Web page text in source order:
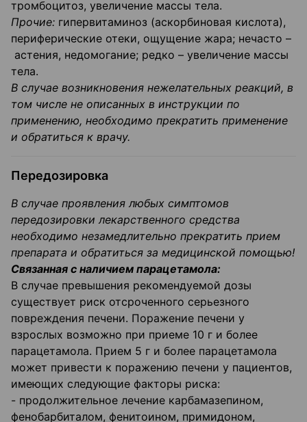
тромбоцитоз, увеличение массы тела.
Прочие: гипервитаминоз (аскорбиновая кислота),
периферические отеки, ощущение жара; нечасто –
астения, недомогание; редко – увеличение массы
тела.
В случае возникновения нежелательных реакций, в
том числе не описанных в инструкции по
применению, необходимо прекратить применение
и обратиться к врачу.
Передозировка
В случае проявления любых симптомов
передозировки лекарственного средства
необходимо незамедлительно прекратить прием
препарата и обратиться за медицинской помощью!
Связанная с наличием парацетамола:
В случае превышения рекомендуемой дозы
существует риск отсроченного серьезного
повреждения печени. Поражение печени у
взрослых возможно при приеме 10 г и более
парацетамола. Прием 5 г и более парацетамола
может привести к поражению печени у пациентов,
имеющих следующие факторы риска:
- продолжительное лечение карбамазепином,
фенобарбиталом, фенитоином, примидоном,